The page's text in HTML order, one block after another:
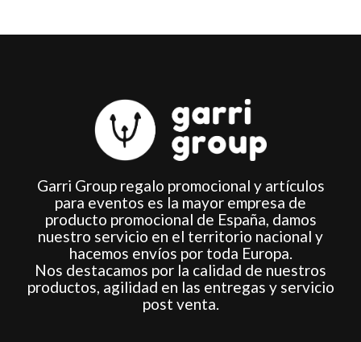
Garri Group regalo promocional y artículos
para eventos es la mayor empresa de
producto promocional de España, damos
nuestro servicio en el territorio nacional y
hacemos envíos por toda Europa.
Nos destacamos por la calidad de nuestros
productos, agilidad en las entregas y servicio
post venta.